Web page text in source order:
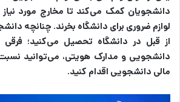
دانشجویان کمک می‌کند تا مخارج مورد نیاز
لوازم ضروری برای دانشگاه بخرند. چنانچه
از قبل در دانشگاه تحصیل می‌کنید؛ فرقی
دانشجویی و مدارک هویتی، می‌توانید
مالی دانشجویی اقدام کنید.